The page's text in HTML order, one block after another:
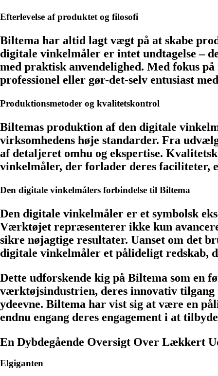
Efterlevelse af produktet og filosofi
Biltema har altid lagt vægt på at skabe
digitale vinkelmåler er intet undtagelse –
med praktisk anvendelighed. Med fokus
professionel eller gør-det-selv entusiast
Produktionsmetoder og kvalitetskontrol
Biltemas produktion af den digitale
virksomhedens høje standarder. Fra
af detaljeret omhu og ekspertise.
vinkelmåler, der forlader deres
Den digitale vinkelmålers forbindelse til Biltema
Den digitale vinkelmåler er et symbolsk
Værktøjet repræsenterer ikke kun
sikre nøjagtige resultater. Uanset om det
digitale vinkelmåler et pålideligt redskab,
Dette udforskende kig på Biltema som en
værktøjsindustrien, deres innovativ
ydeevne. Biltema har vist sig at være en
endnu engang deres engagement i at
En Dybdegående Oversigt Over Lækkert
Elgiganten